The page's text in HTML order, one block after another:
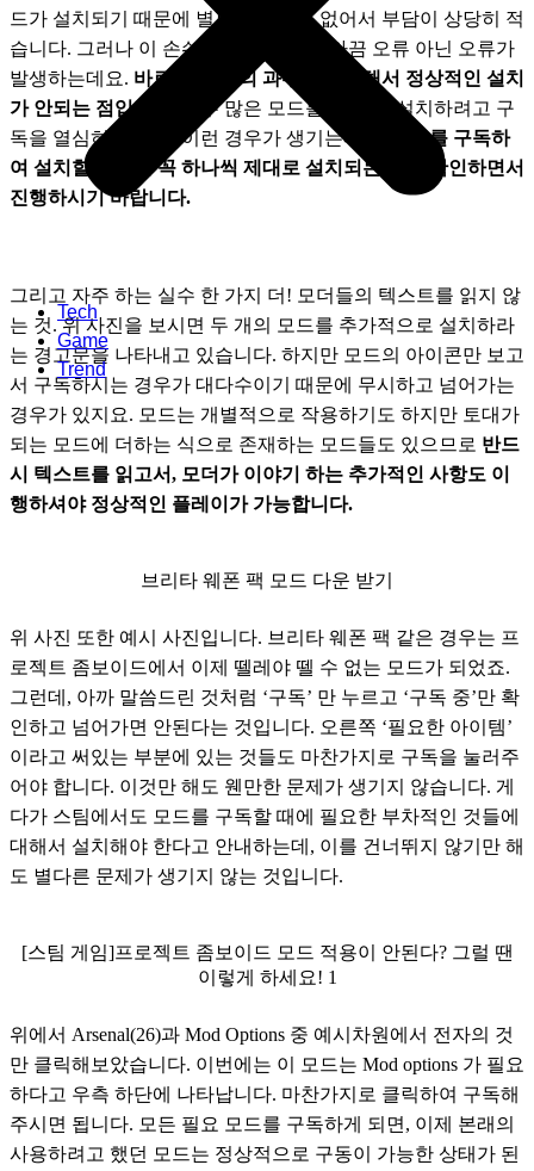
Tech
Game
Trend
드가 설치되기 때문에 별도의 설정이 없어서 부담이 상당히 적
습니다. 그러나 이 손쉬운 방법 때문에 가끔 오류 아닌 오류가
발생하는데요. 바로, 대기열의 과부화로 인해서 정상적인 설치
가 안되는 점입니다.
너무 많은 모드를 한 번에 설치하려고 구
독을 열심히 누를 때 이런 경우가 생기는데요.
모드를 구독하
여 설치할 때에는 꼭 하나씩 제대로 설치되는 지를 확인하면서
진행하시기 바랍니다.
그리고 자주 하는 실수 한 가지 더! 모더들의 텍스트를 읽지 않
는 것. 위 사진을 보시면 두 개의 모드를 추가적으로 설치하라
는 경고문을 나타내고 있습니다. 하지만 모드의 아이콘만 보고
서 구독하시는 경우가 대다수이기 때문에 무시하고 넘어가는
경우가 있지요. 모드는 개별적으로 작용하기도 하지만 토대가
되는 모드에 더하는 식으로 존재하는 모드들도 있으므로 반드
시 텍스트를 읽고서, 모더가 이야기 하는 추가적인 사항도 이
행하셔야 정상적인 플레이가 가능합니다.
브리타 웨폰 팩 모드 다운 받기
위 사진 또한 예시 사진입니다. 브리타 웨폰 팩 같은 경우는 프
로젝트 좀보이드에서 이제 뗄레야 뗄 수 없는 모드가 되었죠.
그런데, 아까 말씀드린 것처럼 ‘구독’ 만 누르고 ‘구독 중’만 확
인하고 넘어가면 안된다는 것입니다. 오른쪽 ‘필요한 아이템’
이라고 써있는 부분에 있는 것들도 마찬가지로 구독을 눌러주
어야 합니다. 이것만 해도 웬만한 문제가 생기지 않습니다. 게
다가 스팀에서도 모드를 구독할 때에 필요한 부차적인 것들에
대해서 설치해야 한다고 안내하는데, 이를 건너뛰지 않기만 해
도 별다른 문제가 생기지 않는 것입니다.
[스팀 게임]프로젝트 좀보이드 모드 적용이 안된다? 그럴 땐
이렇게 하세요! 1
위에서 Arsenal(26)과 Mod Options 중 예시차원에서 전자의 것
만 클릭해보았습니다. 이번에는 이 모드는 Mod options 가 필요
하다고 우측 하단에 나타납니다. 마찬가지로 클릭하여 구독해
주시면 됩니다. 모든 필요 모드를 구독하게 되면, 이제 본래의
사용하려고 했던 모드는 정상적으로 구동이 가능한 상태가 된